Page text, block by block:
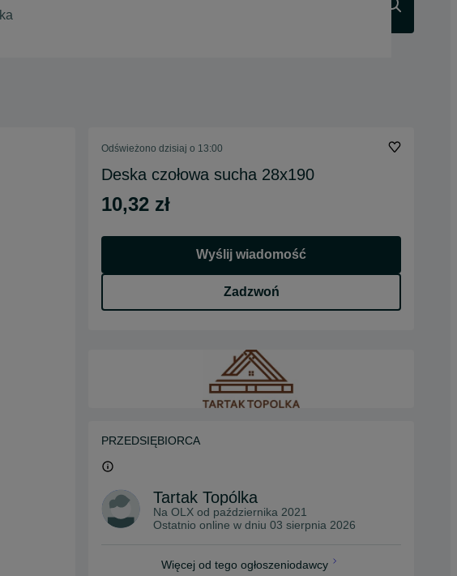
Odświeżono dzisiaj o 13:00
Deska czołowa sucha 28x190
10,32 zł
Wyślij wiadomość
Zadzwoń
PRZEDSIĘBIORCA
Tartak Topólka
Na OLX od października 2021
Ostatnio online w dniu 03 sierpnia 2026
Więcej od tego ogłoszeniodawcy